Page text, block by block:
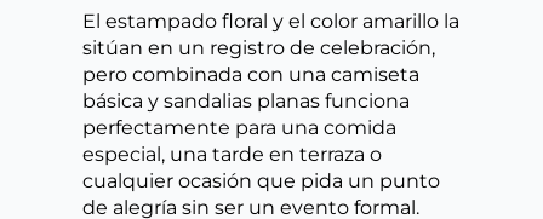
El estampado floral y el color amarillo la
sitúan en un registro de celebración,
pero combinada con una camiseta
básica y sandalias planas funciona
perfectamente para una comida
especial, una tarde en terraza o
cualquier ocasión que pida un punto
de alegría sin ser un evento formal.